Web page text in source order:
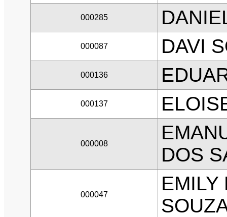
000285
000087 DAVI
000136
000137
000008
DOS
000047
EMILY